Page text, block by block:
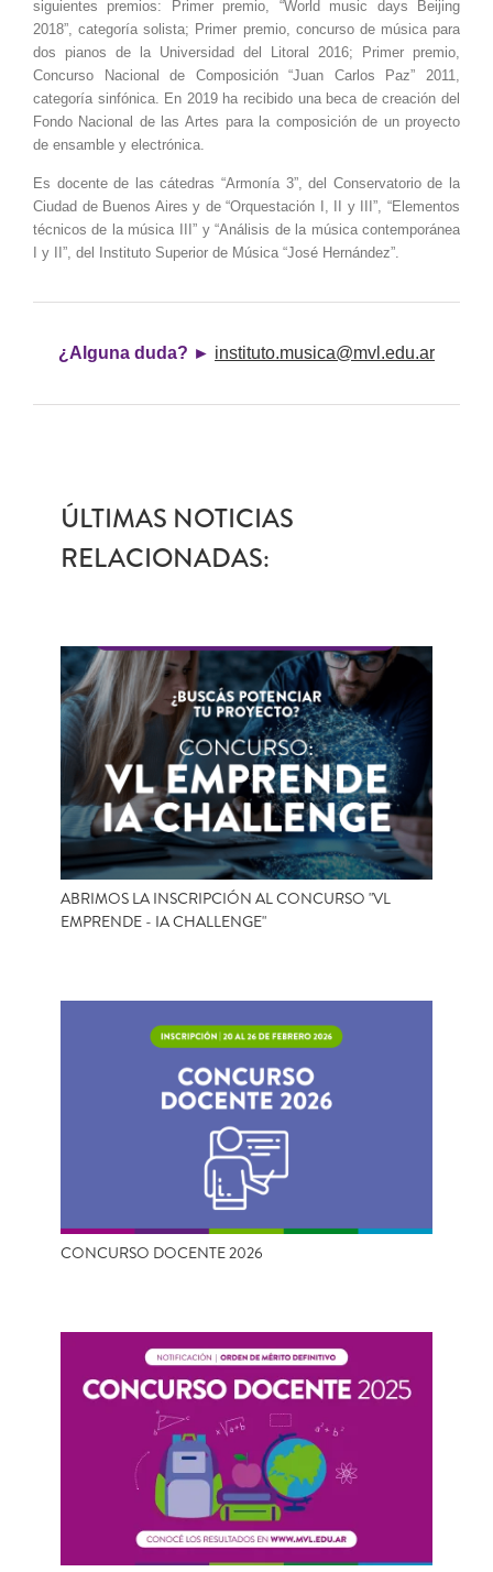
siguientes premios: Primer premio, “World music days Beijing
2018”, categoría solista; Primer premio, concurso de música para
dos pianos de la Universidad del Litoral 2016; Primer premio,
Concurso Nacional de Composición “Juan Carlos Paz” 2011,
categoría sinfónica. En 2019 ha recibido una beca de creación del
Fondo Nacional de las Artes para la composición de un proyecto
de ensamble y electrónica.
Es docente de las cátedras “Armonía 3”, del Conservatorio de la
Ciudad de Buenos Aires y de “Orquestación I, II y III”, “Elementos
técnicos de la música III” y “Análisis de la música contemporánea
I y II”, del Instituto Superior de Música “José Hernández”.
¿Alguna duda? ► instituto.musica@mvl.edu.ar
ÚLTIMAS NOTICIAS
RELACIONADAS:
ABRIMOS LA INSCRIPCIÓN AL CONCURSO "VL
EMPRENDE - IA CHALLENGE"
CONCURSO DOCENTE 2026